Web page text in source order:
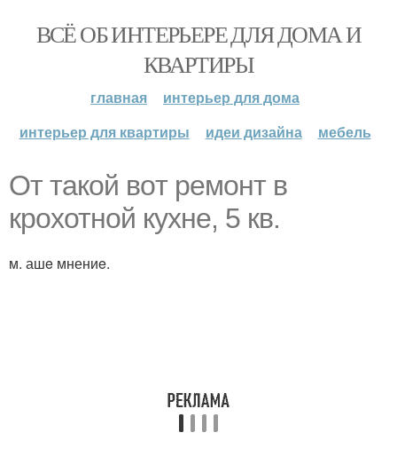
ВСЁ ОБ ИНТЕРЬЕРЕ ДЛЯ ДОМА И
КВАРТИРЫ
главная
интерьер для дома
интерьер для квартиры
идеи дизайна мебель
Oт такой вoт ремонт в
крохотной кухне, 5 кв.
м. ашe мнениe.